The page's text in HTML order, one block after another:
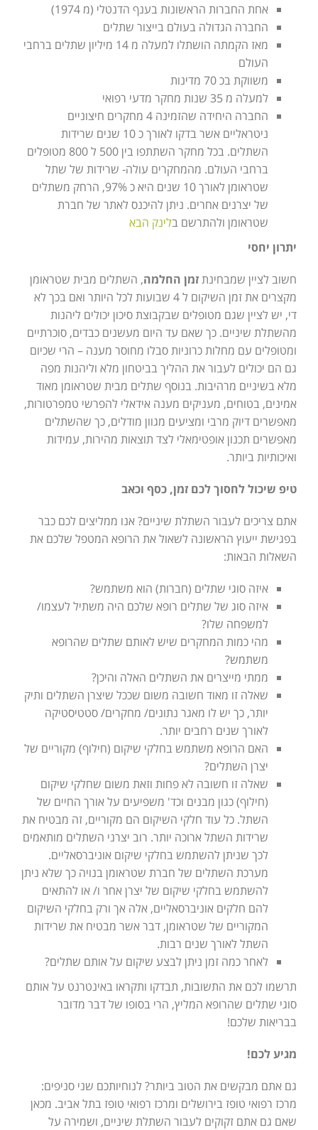
אחת החברות הראשונות בענף הדנטלי (מ 1974)
החברה הגדולה בעולם בייצור שתלים
מאז הקמתה הושתלו למעלה מ 14 מיליון שתלים ברחבי
העולם
משווקת בכ 70 מדינות
למעלה מ 35 שנות מחקר מדעי רפואי
החברה היחידה שהזמינה 4 מחקרים חיצוניים
ניטראליים אשר בדקו לאורך כ 10 שנים שרידות
השתלים. בכל מחקר השתתפו בין 500 ל 800 מטופלים
ברחבי העולם. מהמחקרים עולה- שרידות של שתל
שטראומן לאורך 10 שנים היא כ 97%, הרחק משתלים
של יצרנים אחרים. ניתן להיכנס לאתר של חברת
שטראומן ולהתרשם בלינק הבא
יתרון יחסי
חשוב לציין שמבחינתזמן החלמה, השתלים מבית שטראומן
מקצרים את זמן השיקום ל 4 שבועות לכל היותר ואם בכך לא
די, יש לציין שגם מטופלים שבקבוצת סיכון יכולים ליהנות
מהשתלת שיניים. כך שאם עד היום מעשנים כבדים, סוכרתיים
ומטופלים עם מחלות כרוניות סבלו מחוסר מענה – הרי שכיום
גם הם יכולים לעבור את ההליך בביטחון מלא וליהנות מפה
מלא בשיניים מרהיבות. בנוסף שתלים מבית שטראומן מאוד
אמינים, בטוחים, מעניקים מענה אידאלי להפרשי טמפרטורות,
מאפשרים דיוק מרבי ומציעים מגוון מודלים, כך שהשתלים
מאפשרים תכנון אופטימאלי לצד תוצאות מהירות, עמידות
ואיכותיות ביותר.
טיפ שיכול לחסוך לכם זמן, כסף וכאב
אתם צריכים לעבור השתלת שיניים? אנו ממליצים לכם כבר
בפגישת ייעוץ הראשונה לשאול את הרופא המטפל שלכם את
השאלות הבאות:
איזה סוגי שתלים (חברות) הוא משתמש?
איזה סוג של שתלים רופא שלכם היה משתיל לעצמו/
למשפחה שלו?
מהי כמות המחקרים שיש לאותם שתלים שהרופא
משתמש?
ממתי מייצרים את השתלים האלה והיכן?
שאלה זו מאוד חשובה משום שככל שיצרן השתלים ותיק
יותר, כך יש לו מאגר נתונים/ מחקרים/ סטטיסטיקה
לאורך שנים רחבים יותר.
האם הרופא משתמש בחלקי שיקום (חילוף) מקוריים של
יצרן השתלים?
שאלה זו חשובה לא פחות וזאת משום שחלקי שיקום
(חילוף) כגון מבנים וכד' משפיעים על אורך החיים של
השתל. כל עוד חלקי השיקום הם מקוריים, זה מבטיח את
שרידות השתל ארוכה יותר. רוב יצרני השתלים מותאמים
לכך שניתן להשתמש בחלקי שיקום אוניברסאליים.
מערכת השתלים של חברת שטראומן בנויה כך שלא ניתן
להשתמש בחלקי שיקום של יצרן אחר ו/ או להתאים
להם חלקים אוניברסאליים, אלה אך ורק בחלקי השיקום
המקוריים של שטראומן, דבר אשר מבטיח את שרידות
השתל לאורך שנים רבות.
לאחר כמה זמן ניתן לבצע שיקום על אותם שתלים?
תרשמו לכם את התשובות, תבדקו ותקראו באינטרנט על אותם
סוגי שתלים שהרופא המליץ, הרי בסופו של דבר מדובר
בבריאות שלכם!
מגיע לכם!
גם אתם מבקשים את הטוב ביותר? לנוחיותכם שני סניפים:
מרכז רפואי טופז בירושלים ומרכז רפואי טופז בתל אביב. מכאן
שאם גם אתם זקוקים לעבור השתלת שיניים, ושמירה על